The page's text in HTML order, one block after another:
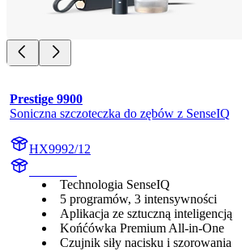
Prestige 9900
Soniczna szczoteczka do zębów z SenseIQ
HX9992/12
Technologia SenseIQ
5 programów, 3 intensywności
Aplikacja ze sztuczną inteligencją
Końćówka Premium All-in-One
Czujnik siły nacisku i szorowania